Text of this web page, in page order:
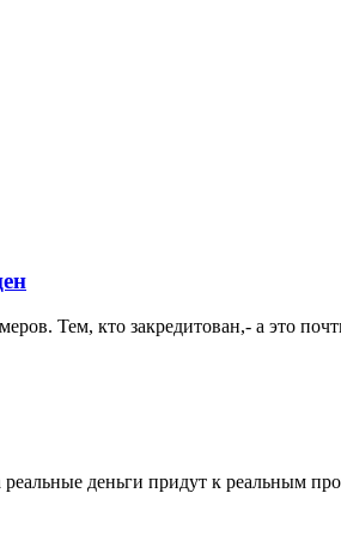
Тем, кто закредитован,- а это
реальные деньги придут к реальным